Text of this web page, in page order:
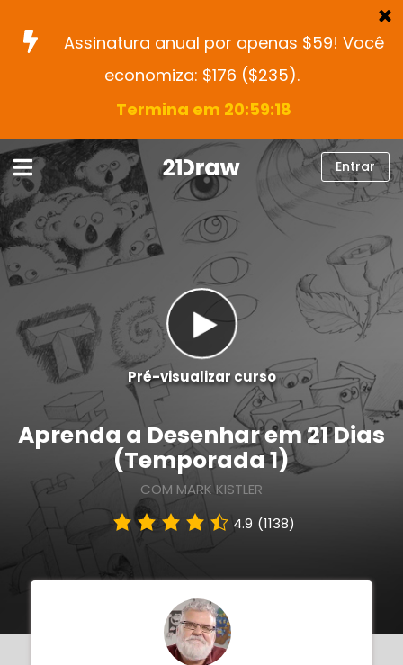
Assinatura anual por apenas $59! Você
economiza: $176 ($235).
Termina em 20:59:17
Artistas
Ajuda
Blog
Sobre nós
Entrar
Português
Entrar
Pré-visualizar curso
Aprenda a Desenhar em 21 Dias
(Temporada 1)
COM MARK KISTLER
4.9 (1138)